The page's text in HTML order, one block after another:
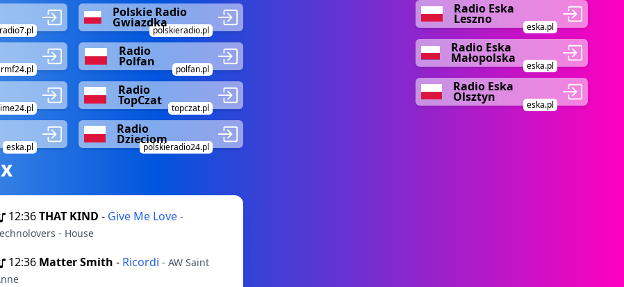
radio7.pl
Polskie Radio
Gwiazdka
polskieradio.pl
rmf24.pl
Radio
Polfan
polfan.pl
Radio
TopCzat
topczat.pl
eska.pl
Radio
Dzieciom
polskieradio24.pl
12:36THAT KIND - Give Me Love -
- House
12:36 Matter Smith - Ricordi - AW Saint
Radio Eska
Leszno
eska.pl
Radio Eska
Małopolska
eska.pl
Radio Eska
Olsztyn
eska.pl